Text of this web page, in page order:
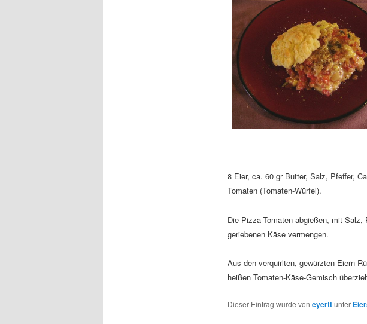
8 Eier, ca. 60 gr Butter, Salz, Pfeffer,
Tomaten (Tomaten-Würfel).
Die Pizza-Tomaten abgießen, mit
geriebenen Käse vermengen.
Aus den verquirlten, gewürzten Eiern
heißen Tomaten-Käse-Gemisch
Dieser Eintrag wurde von eyerttunter